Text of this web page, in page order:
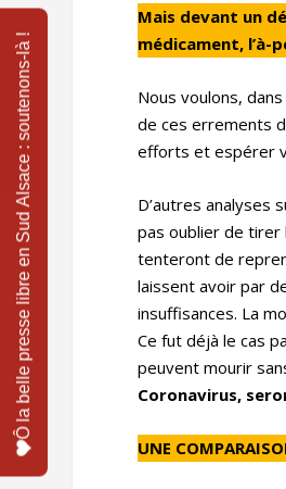
Mais devant un
médicament,
Nous voulons,
de ces errements
efforts et espérer
D’autres analyses
pas oublier de tirer
tenteront de
laissent avoir par
insuffisances. La
Ce fut déjà le cas
peuvent mourir
Coronavirus,
UNE